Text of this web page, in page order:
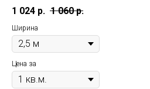
1 024 р. 1 060 р.
Ширина
Цена за